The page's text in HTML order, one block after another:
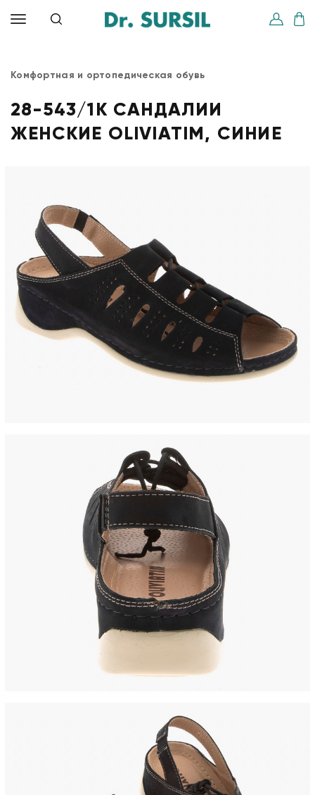
Комфортная и ортопедическая обувь
28-543/1K САНДАЛИИ
ЖЕНСКИЕ OLIVIATIM, СИНИЕ